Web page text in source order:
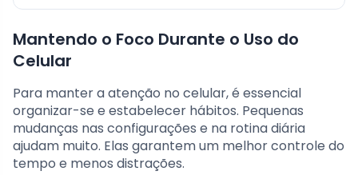
Mantendo o Foco Durante o Uso do
Celular
Para manter a atenção no celular, é essencial
organizar-se e estabelecer hábitos. Pequenas
mudanças nas configurações e na rotina diária
ajudam muito. Elas garantem um melhor controle do
tempo e menos distrações.